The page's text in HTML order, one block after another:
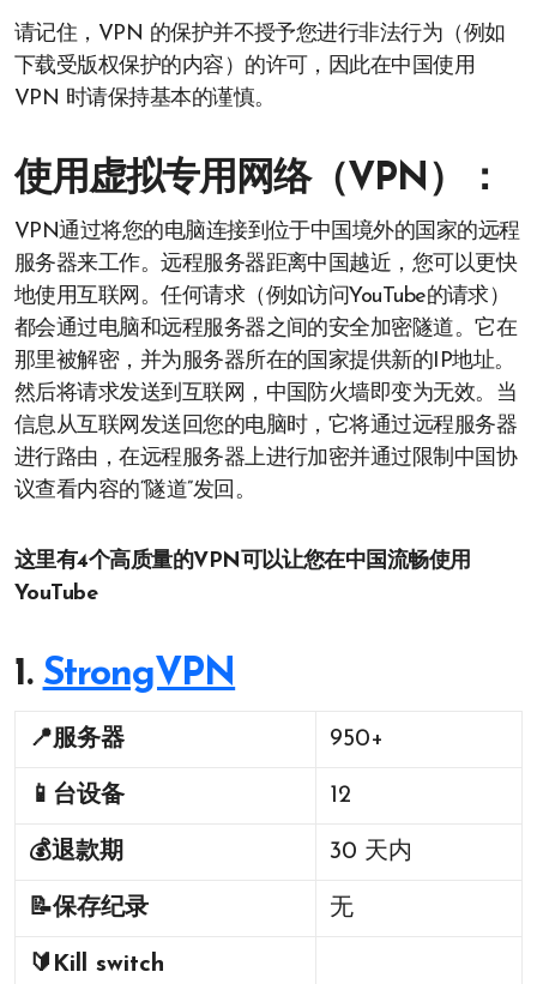
请记住，VPN 的保护并不授予您进行非法行为（例如
下载受版权保护的内容）的许可，因此在中国使用
VPN 时请保持基本的谨慎。
使用虚拟专用网络（VPN）：
VPN通过将您的电脑连接到位于中国境外的国家的远程
服务器来工作。远程服务器距离中国越近，您可以更快
地使用互联网。任何请求（例如访问YouTube的请求）
都会通过电脑和远程服务器之间的安全加密隧道。它在
那里被解密，并为服务器所在的国家提供新的IP地址。
然后将请求发送到互联网，中国防火墙即变为无效。当
信息从互联网发送回您的电脑时，它将通过远程服务器
进行路由，在远程服务器上进行加密并通过限制中国协
议查看内容的“隧道”发回。
这里有4个高质量的VPN可以让您在中国流畅使用
YouTube
1. StrongVPN
📍服务器 950+
📱 台设备 12
💰退款期 30 天内
📝保存纪录 无
🔰 Kill switch